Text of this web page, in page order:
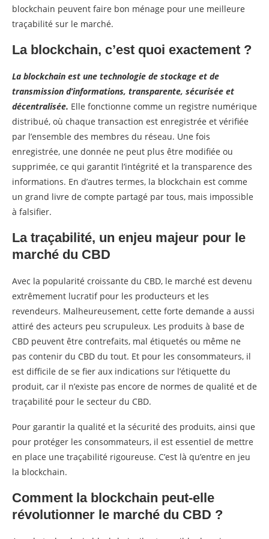
blockchain peuvent faire bon ménage pour une meilleure
traçabilité sur le marché.
La blockchain, c’est quoi exactement ?
La blockchain est une technologie de stockage et de
transmission d’informations, transparente, sécurisée et
décentralisée. Elle fonctionne comme un registre numérique
distribué, où chaque transaction est enregistrée et vérifiée
par l’ensemble des membres du réseau. Une fois
enregistrée, une donnée ne peut plus être modifiée ou
supprimée, ce qui garantit l’intégrité et la transparence des
informations. En d’autres termes, la blockchain est comme
un grand livre de compte partagé par tous, mais impossible
à falsifier.
La traçabilité, un enjeu majeur pour le
marché du CBD
Avec la popularité croissante du CBD, le marché est devenu
extrêmement lucratif pour les producteurs et les
revendeurs. Malheureusement, cette forte demande a aussi
attiré des acteurs peu scrupuleux. Les produits à base de
CBD peuvent être contrefaits, mal étiquetés ou même ne
pas contenir du CBD du tout. Et pour les consommateurs, il
est difficile de se fier aux indications sur l’étiquette du
produit, car il n’existe pas encore de normes de qualité et de
traçabilité pour le secteur du CBD.
Pour garantir la qualité et la sécurité des produits, ainsi que
pour protéger les consommateurs, il est essentiel de mettre
en place une traçabilité rigoureuse. C’est là qu’entre en jeu
la blockchain.
Comment la blockchain peut-elle
révolutionner le marché du CBD ?